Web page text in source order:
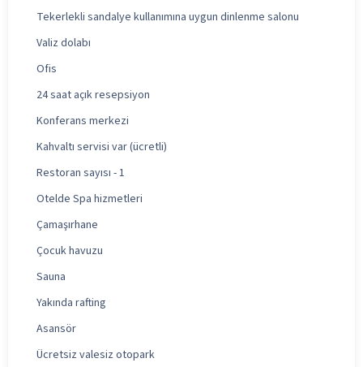
Tekerlekli sandalye kullanımına uygun dinlenme salonu
Valiz dolabı
Ofis
24 saat açık resepsiyon
Konferans merkezi
Kahvaltı servisi var (ücretli)
Restoran sayısı - 1
Otelde Spa hizmetleri
Çamaşırhane
Çocuk havuzu
Sauna
Yakında rafting
Asansör
Ücretsiz valesiz otopark